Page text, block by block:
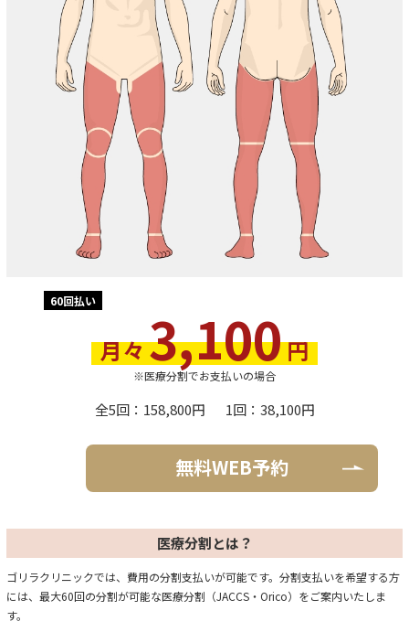
60回払い
月々3,100円
※医療分割でお支払いの場合
全5回 158,800円 1回 38,100円
無料WEB予約
医療分割とは？
ゴリラクリニックでは、費用の分割支払いが可能です。分割支払いを希望する方
には、最大60回の分割が可能な医療分割（JACCS・Orico）をご案内いたしま
す。